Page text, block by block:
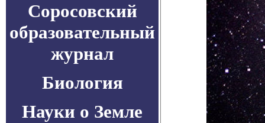
Соросовский
образовательный
журнал
Биология
Науки о Земле